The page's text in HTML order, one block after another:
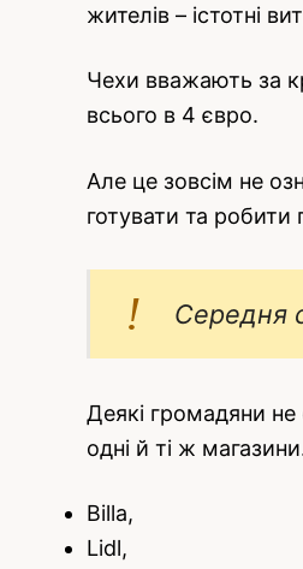
жителів – істотні
Чехи вважають за
всього в 4 євро.
Але це зовсім не
готувати та робити
Середня
Деякі громадяни
одні й ті ж
Billa,
Lidl,